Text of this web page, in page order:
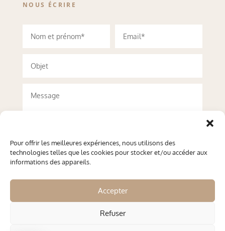
Pour offrir les meilleures expériences, nous utilisons des
technologies telles que les cookies pour stocker et/ou accéder aux
informations des appareils.
Accepter
Refuser
NOUS ÉCRIRE